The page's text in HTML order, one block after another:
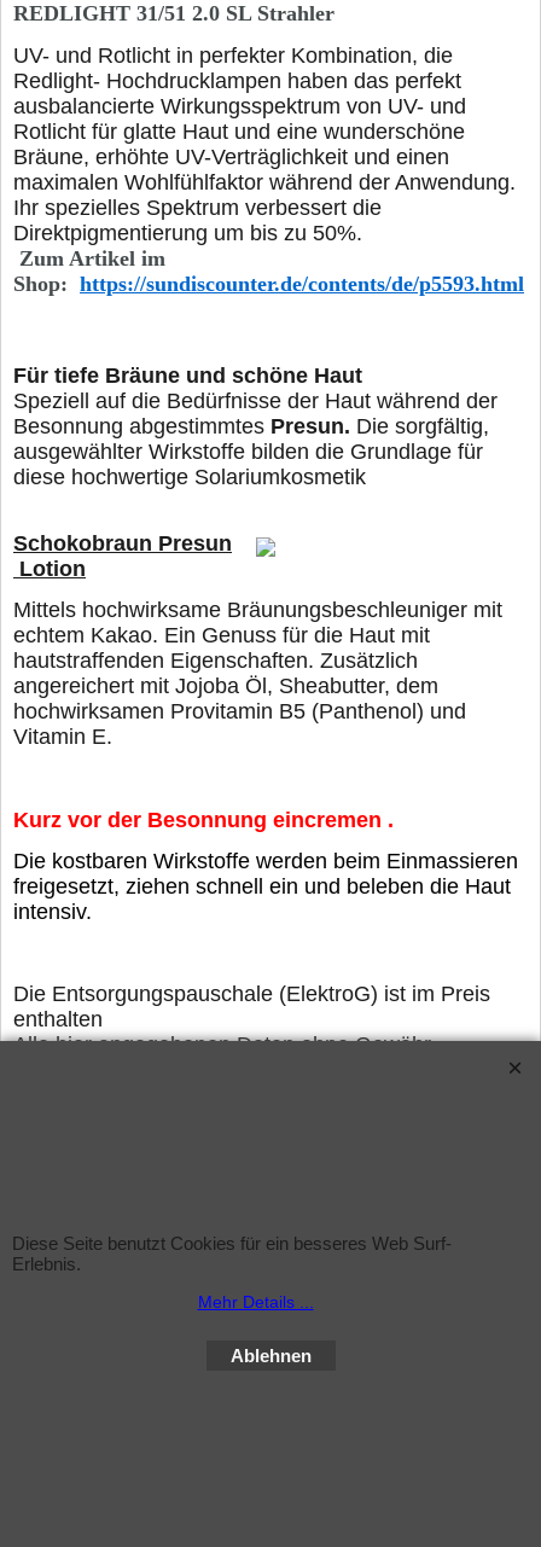
REDLIGHT 31/51 2.0 SL Strahler
UV- und Rotlicht in perfekter Kombination, die
Redlight- Hochdrucklampen haben das perfekt
ausbalancierte Wirkungsspektrum von UV- und
Rotlicht für glatte Haut und eine wunderschöne
Bräune, erhöhte UV-Verträglichkeit und einen
maximalen Wohlfühlfaktor während der Anwendung.
Ihr spezielles Spektrum verbessert die
Direktpigmentierung um bis zu 50%.
Zum Artikel im
Shop: https://sundiscounter.de/contents/de/p5593.html
Für tiefe Bräune und schöne Haut
Speziell auf die Bedürfnisse der Haut während der
Besonnung abgestimmtes Presun. Die sorgfältig,
ausgewählter Wirkstoffe bilden die Grundlage für
diese hochwertige Solariumkosmetik
Schokobraun Presun
Lotion
Mittels hochwirksame Bräunungsbeschleuniger mit
echtem Kakao. Ein Genuss für die Haut mit
hautstraffenden Eigenschaften. Zusätzlich
angereichert mit Jojoba Öl, Sheabutter, dem
hochwirksamen Provitamin B5 (Panthenol) und
Vitamin E.
Kurz vor der Besonnung eincremen .
Die kostbaren Wirkstoffe werden beim Einmassieren
freigesetzt, ziehen schnell ein und beleben die Haut
intensiv.
Die Entsorgungspauschale (ElektroG) ist im Preis
enthalten
Alle hier angegebenen Daten ohne Gewähr
Diese Seite benutzt Cookies für ein besseres Web Surf-
Erlebnis.
Mehr Details ...
Ablehnen